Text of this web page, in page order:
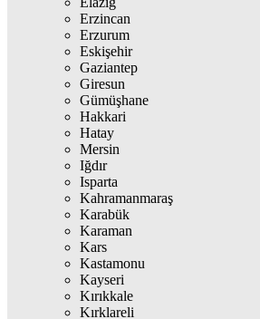
Erzincan
Erzurum
Eskişehir
Gaziantep
Giresun
Gümüşhane
Hakkari
Hatay
Mersin
Iğdır
Isparta
Kahramanmaraş
Karabük
Karaman
Kars
Kastamonu
Kayseri
Kırıkkale
Kırklareli